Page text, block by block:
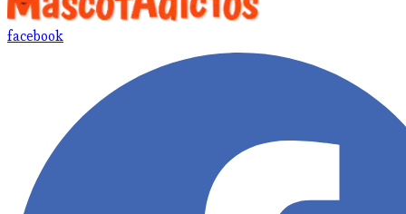
facebook